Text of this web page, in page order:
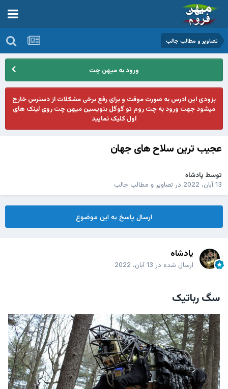
تصاوير و مطالب جالب
ورود به میهن چت
بزودی این ادرس به صورت موقت و برای رفع برخی مشکلات از دسترس خارج
میشود جهت ورود به چت روم تو گوگل بنویسین میهن چت روی لینک های
اول کلیک نمایید
عجیب ترین سلاح های جهان
توسط پادشاه
13 آبان، 2022
در تصاوير و مطالب جالب
ارسال پاسخ به این موضوع
پادشاه
ارسال شده در 13 آبان، 2022
سگ رباتیک